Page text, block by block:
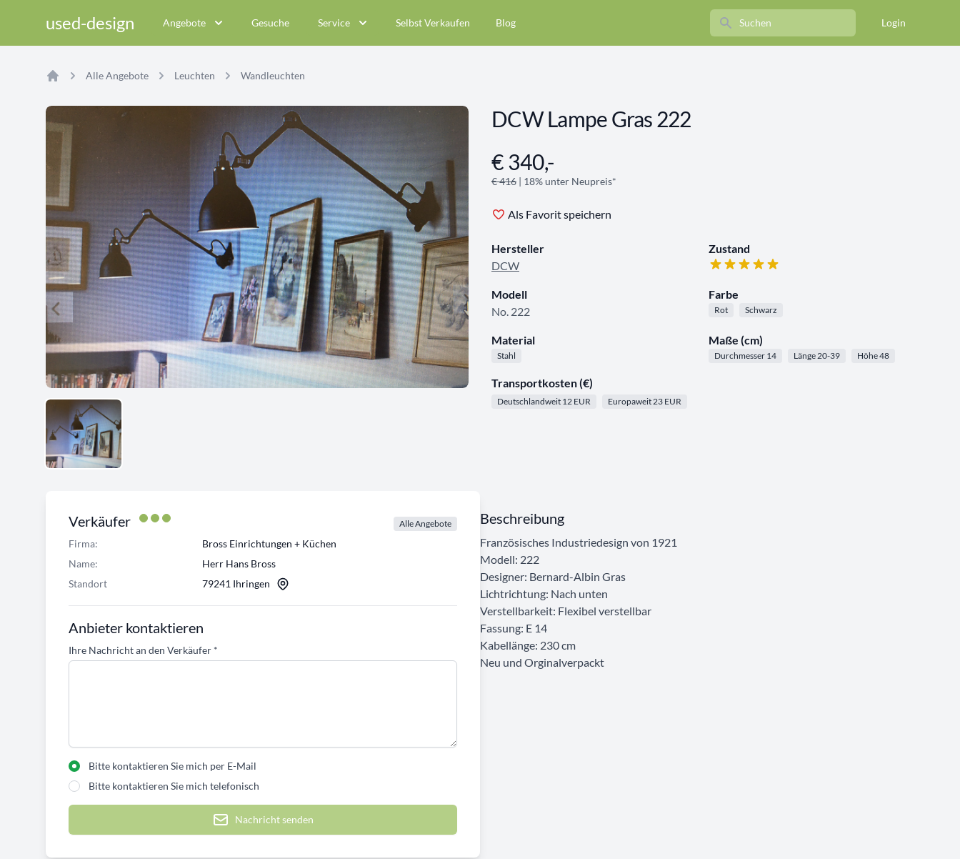
used-design Angebote Gesuche Service Selbst Verkaufen Blog Search Login
Alle Angebote Leuchten Wandleuchten
DCW Lampe Gras 222
Angebotsinformationen
€ 340,-
€ 416 | 18% unter Neupreis*
Als Favorit speichern
Hersteller
DCW
Zustand
Modell
No. 222
Farbe
Rot Schwarz
Material
Stahl
Maße (cm)
Durchmesser 14 Länge 20-39 Höhe 48
Transportkosten (€)
Deutschlandweit 12 EUR Europaweit 23 EUR
Verkäufer Alle Angebote
Firma:
Bross Einrichtungen + Küchen
Name:
Herr Hans Bross
Standort
79241 Ihringen
Anbieter kontaktieren
Ihre Nachricht an den Verkäufer *
Bitte kontaktieren Sie mich per E-Mail
Bitte kontaktieren Sie mich telefonisch
Nachricht senden
Beschreibung
Französisches Industriedesign von 1921
Modell: 222
Designer: Bernard-Albin Gras
Lichtrichtung: Nach unten
Verstellbarkeit: Flexibel verstellbar
Fassung: E 14
Kabellänge: 230 cm
Neu und Orginalverpackt